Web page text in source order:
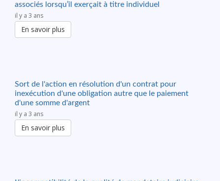
associés lorsqu’il exerçait à titre individuel
il y a 3 ans
En savoir plus
Sort de l'action en résolution d'un contrat pour
inexécution d'une obligation autre que le paiement
d'une somme d'argent
il y a 3 ans
En savoir plus